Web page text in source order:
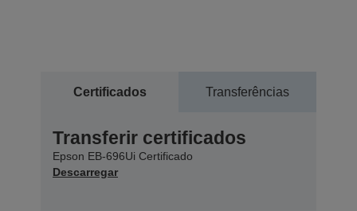
Certificados Transferências
Transferir certificados
Epson EB-696Ui Certificado
Descarregar